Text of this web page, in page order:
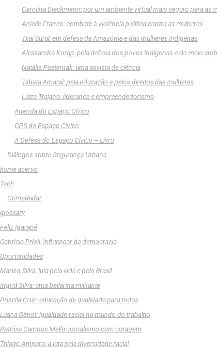
Carolina Dieckmann: por um ambiente virtual mais seguro para as
Anielle Franco: combate à violência política contra as mulheres
Txai Suruí: em defesa da Amazônia e das mulheres indígenas
Alessandra Korap: pela defesa dos povos indígenas e do meio
Natália Pasternak: uma ativista da ciência
Tabata Amaral: pela educação e pelos direitos das mulheres
Luiza Trajano: liderança e empreendedorismo
Agenda do Espaço Cívico
GPS do Espaço Cívico
A Defesa do Espaço Cívico – Livro
Diálogos sobre Segurança Urbana
home acervo
Tech
CrimeRadar
glossary
Feliz Igarapé
Gabriela Prioli: influencer da democracia
Oportunidades
Marina Silva: luta pela vida e pelo Brasil
Ingrid Silva: uma bailarina militante
Priscila Cruz: educação de qualidade para todos
Luana Génot: igualdade racial no mundo do trabalho
Patrícia Campos Mello: jornalismo com coragem
Thiago Amparo: a luta pela diversidade racial